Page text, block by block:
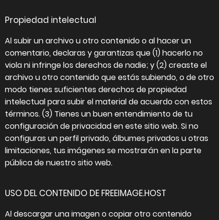
Propiedad intelectual
Al subir un archivo u otro contenido o al hacer un
comentario, declaras y garantizas que (1) hacerlo no
viola ni infringe los derechos de nadie; y (2) creaste el
archivo u otro contenido que estás subiendo, o de otro
modo tienes suficientes derechos de propiedad
intelectual para subir el material de acuerdo con estos
términos. (3) Tienes un buen entendimiento de tu
configuración de privacidad en este sitio web. Si no
configuras un perfil privado, álbumes privados u otras
limitaciones, tus imágenes se mostrarán en la parte
pública de nuestro sitio web.
USO DEL CONTENIDO DE FREEIMAGE.HOST
Al descargar una imagen o copiar otro contenido